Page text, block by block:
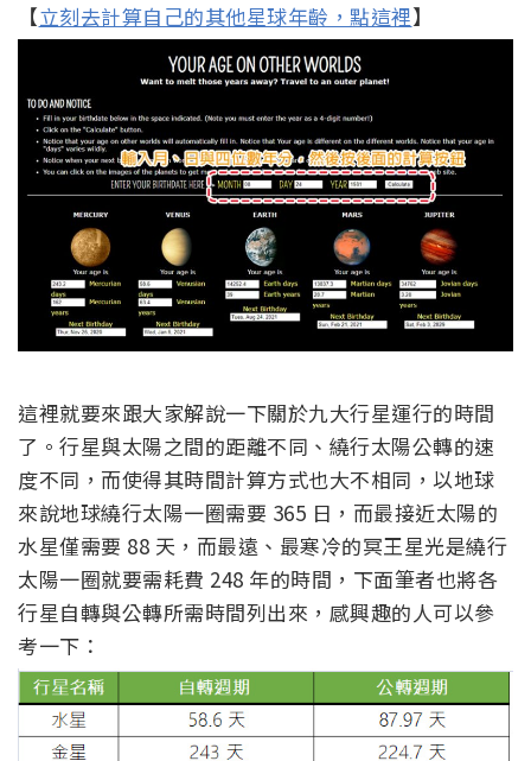
【立刻去計算自己的其他星球年齡，點這裡】
這裡就要來跟大家解說一下關於九大行星運行的時間
了。行星與太陽之間的距離不同、繞行太陽公轉的速
度不同，而使得其時間計算方式也大不相同，以地球
來說地球繞行太陽一圈需要 365 日，而最接近太陽的
水星僅需要 88 天，而最遠、最寒冷的冥王星光是繞行
太陽一圈就要需耗費 248 年的時間，下面筆者也將各
行星自轉與公轉所需時間列出來，感興趣的人可以參
考一下：